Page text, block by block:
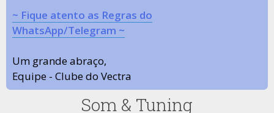
~ Fique atento as Regras do
WhatsApp/Telegram ~
Um grande abraço,
Equipe - Clube do Vectra
Som & Tuning